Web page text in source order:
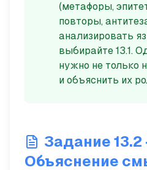
(метафоры,
повторы,
анализировать
выбирайте 13.1.
нужно не только
и объяснить их
Задание
Объяснение